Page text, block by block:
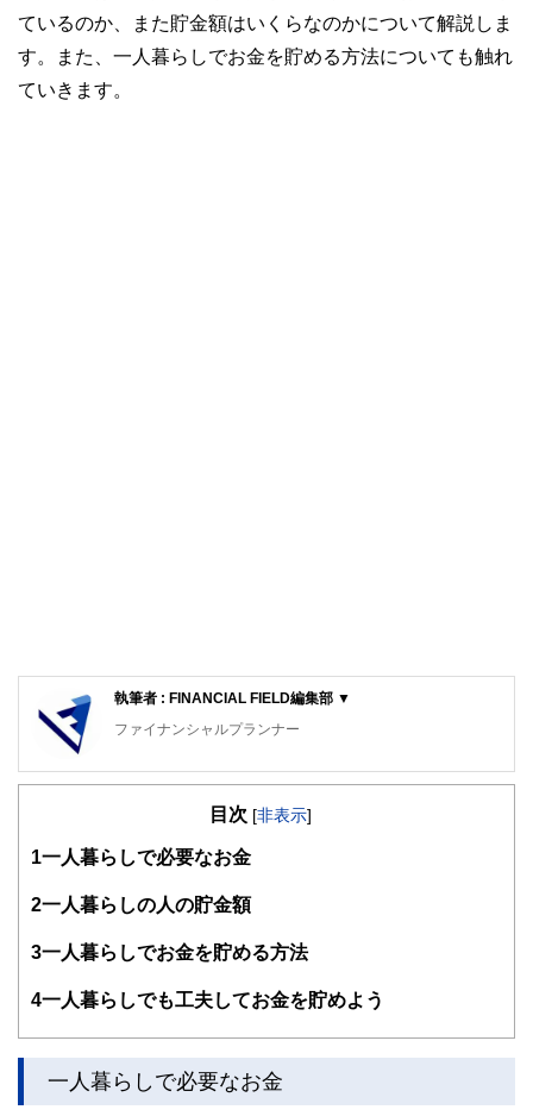
ているのか、また貯金額はいくらなのかについて解説しま
す。また、一人暮らしでお金を貯める方法についても触れ
ていきます。
執筆者 : FINANCIAL FIELD編集部 ▼
ファイナンシャルプランナー
FinancialField編集部は、金融、経済に関する記事を、日々
知識がない方でも理解できるようわかりやすく発信していま
得者を中心に「お金や暮らし」に関する書籍・雑誌の編集経
験者で構成され、企画立案から記事掲載まですべての工程に
関わることで、読者目線のコンテンツを追求しています。
護士、税理士、宅地建物取引士、相続診断士、住宅ローンア
かしく感じられる年金や税金、相続、保険、ローンなどの話
をわかりやすく発信している点です。
目次 [非表示]
1 一人暮らしで必要なお金
2一人暮らしの人の貯金額
3一人暮らしでお金を貯める方法
4一人暮らしでも工夫してお金を貯めよう
一人暮らしで必要なお金